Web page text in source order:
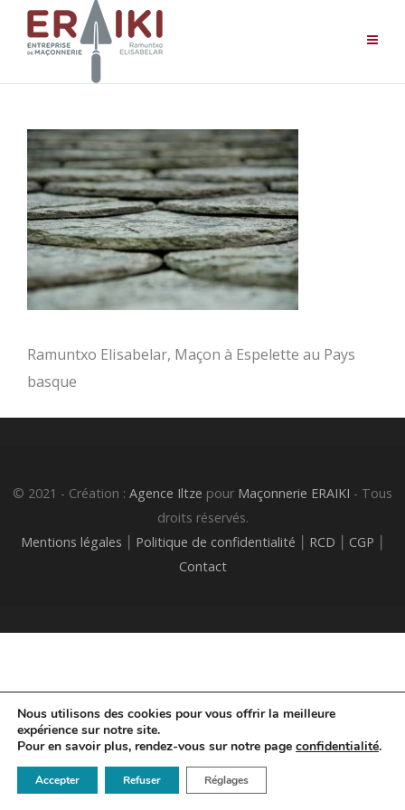
Ramuntxo Elisabelar, Maçon à Espelette au Pays
basque
© 2021 - Création : Agence Iltze pour Maçonnerie ERAIKI - Tous
droits réservés.
Mentions légales
Politique de confidentialité RCD CGP
Contact
Nous utilisons des cookies pour vous offrir la meilleure
expérience sur notre site.
Pour en savoir plus, rendez-vous sur notre page confidentialité.
Accepter Refuser Réglages